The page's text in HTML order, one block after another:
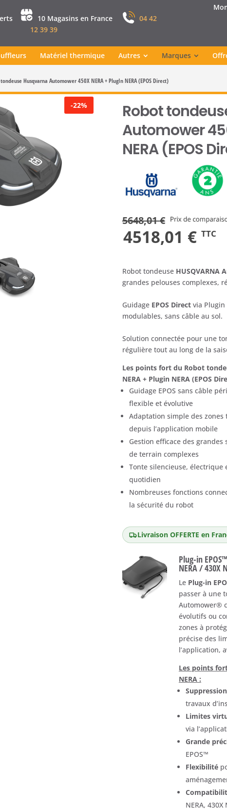
10 Magasins en France
04 42
12 39 39
Matériel thermique Autres Marques
Husqvarna Automower 450X NERA + PlugIn NERA (EPOS Direct)
-22%
Robot
Automower
NERA (EPOS
5648,01€
Le
initial
était :
5648,01 €.
4518,01 €Le
est
TTC
Robot tondeuse HUSQVARNA
grandes pelouses complexes,
Guidage EPOS Directvia Plugin
modulables, sans câble au sol.
Solution connectée pour une
régulière tout au long de la
Les points fort du Robot
NERA + Plugin NERA (EPOS
Guidage EPOS sans câble
flexible et évolutive
Adaptation simple des
depuis l’application mobile
Gestion efficace des
de terrain complexes
Tonte silencieuse, électrique
quotidien
Nombreuses fonctions
la sécurité du robot
Livraison OFFERTE en
Plug-in
NERA / 430X
Le Plug-in
passer à une
Automower®
évolutifs ou
zones à
précise des
l’application,
Les points
NERA :
travaux
Limites
via
Grande
EPOS™
Flexibilité
NERA, 430X